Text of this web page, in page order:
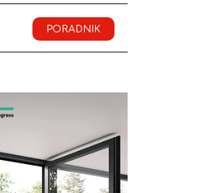
PORADNIK